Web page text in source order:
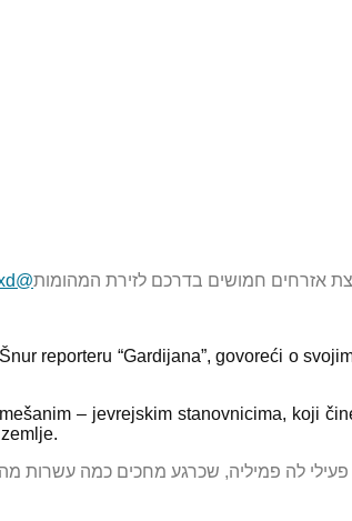
אזרחים חמושים בדרכם לזירת המהומות@hadasgrinberg
reporteru “Gardijana”, govoreći o
– jevrejskim stanovnicima, koji
לה פמיליה, שכרגע מחכים כמה עשרות